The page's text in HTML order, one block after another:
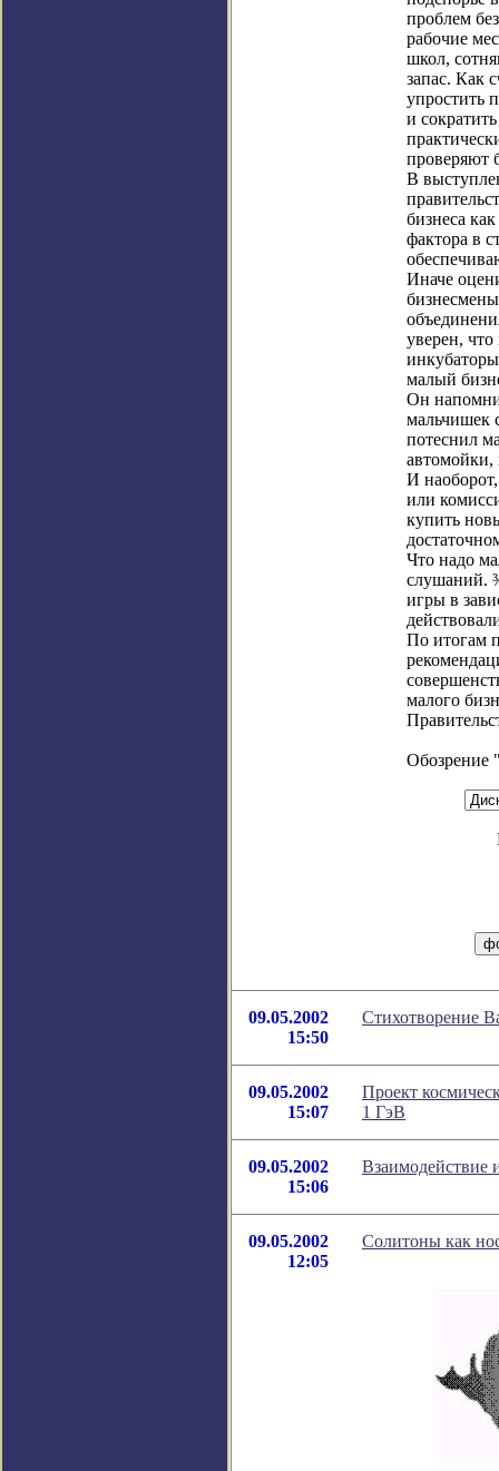
проблем
рабочие
школ,
запас. Как
упростить
и
проверяют
В
бизнеса
фактора в
Иначе
уверен,
малый
Он
мальчишек
потеснил
автомойки,
И
или
купить
Что надо
слушаний.
игры в
По итогам
малого
Обозрение
09.05.2002
15:50
Стихотворение
09.05.2002
15:07
Проект
1 ГэВ
09.05.2002
15:06
Взаимодействие
09.05.2002
12:05
Солитоны как